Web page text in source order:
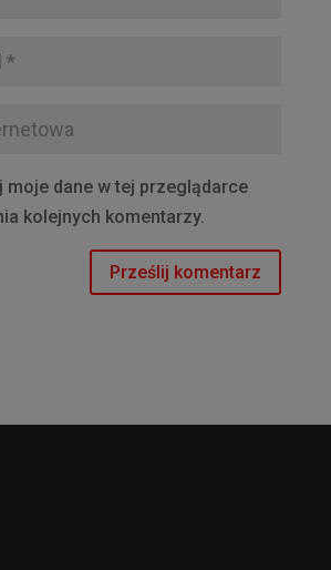
moje dane w tej przeglądarce
kolejnych komentarzy.